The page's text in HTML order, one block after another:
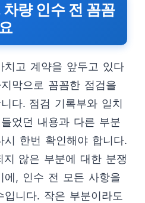
량 인수 전 꼼꼼
치고 계약을 앞두고 있다
막으로 꼼꼼한 점검을
다. 점검 기록부와 일치
었던 내용과 다른 부분
시 한번 확인해야 합니다.
지 않은 부분에 대한 분쟁
에, 인수 전 모든 사항을
입니다. 작은 부분이라도